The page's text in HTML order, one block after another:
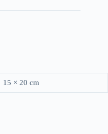
15 × 20 cm